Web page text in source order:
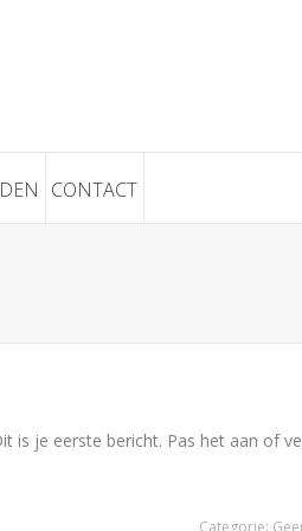
CONTACT
is je eerste bericht. Pas het aan of
Categorie: